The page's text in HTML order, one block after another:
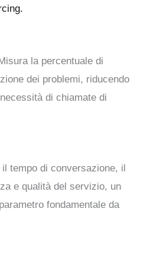
la percentuale di
dei problemi, riducendo
di chiamate di
tempo di conversazione, il
e qualità del servizio, un
fondamentale da